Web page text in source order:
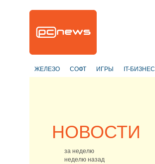
ЖЕЛЕЗО СОФТ ИГРЫ IT-БИЗНЕС
НОВОСТИ
за неделю
неделю назад